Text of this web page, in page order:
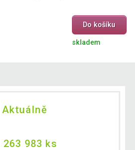
Do košíku
skladem
Aktuálně
263 983 ks